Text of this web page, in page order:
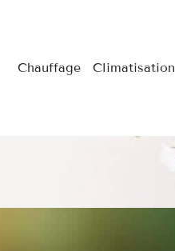
Chauffage Climatisation